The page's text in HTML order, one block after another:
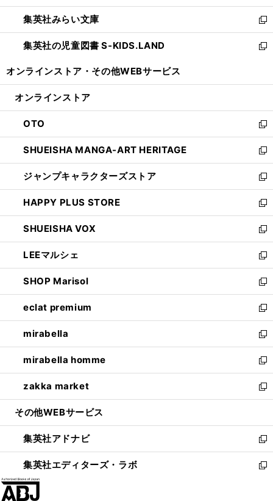
開
く
ウ
で
開
く
ン
ド
ウ
で
ウ
ィ
ン
ド
開
集英社みらい文庫
新
し
い
ン
ウ
で
開
く
集英社の児童図書 S-KIDS.LAND
新
ウ
ン
ド
ウ
で
開
く
オンラインストア・ その他WEBサービス
オンラインストア
OTO
新
し
い
ウ
ィ
ン
ド
ウ
で
開
く
SHUEISHA MANGA-ART HERITAGE
新
し
い
ウ
ィ
ン
ド
ウ
で
開
く
ジャンプキャラクターズストア
新
し
い
ウ
ィ
ン
ド
ウ
で
開
く
HAPPY PLUS STORE
新
し
い
ウ
ィ
ン
ド
ウ
で
開
く
SHUEISHA VOX
新
し
い
ウ
ィ
ン
ド
ウ
で
開
く
LEEマルシェ
新
し
い
ウ
ィ
ン
ド
ウ
で
開
く
SHOP Marisol
新
し
い
ウ
ィ
ン
ド
ウ
で
開
eclat premium
新
し
い
ウ
ィ
ン
ド
ウ
開
く
mirabella
新
し
い
ウ
ィ
ン
ウ
で
開
く
mirabella homme
新
し
い
ウ
ン
ド
ウ
で
zakka market
新
し
ウ
ィ
ン
ド
その他WEBサービス
集英社アドナビ
新
し
い
集英社エディターズ・ラボ
新